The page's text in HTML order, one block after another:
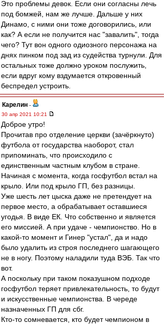
Это проблемы девок. Если они согласны лечь
под бомжей, нам же лучше. Дальше у них
Динамо, с ними они тоже договорились, или
как? А если не получится нас "завалить", тогда
чего? Тут вон одного одиозного персонажа на
днях пинком под зад из судейства турнули. Для
остальных тоже должно уроком послужить,
если вдруг кому вздумается откровенный
беспредел устроить.
Карелин -
30 апр 2021 10:21
Доброе утро!
Прочитав про отделение церкви (зачёркнуто)
футбола от государства наоборот, стал
припоминать, что происходило с
единственным частным клубом в стране.
Начиная с момента, когда госфутбол встал на
крыло. Или под крыло ГП, без разницы.
Уже шесть лет цыска даже не претендует на
первое место, а обрабатывает оставшиеся
угодья. В виде ЕК. Что собственно и является
его миссией. А при удаче - чемпионство. Но в
какой-то момент и Гинер "устал", да и надо
было удалить из строя последнего шагающего
не в ногу. Поэтому наладили туда ВЭБ. Так что
вот.
А поскольку при таком показушном подходе
госфутбол теряет привлекательность, то будут
и искусственные чемпионства. В череде
назначенных ГП для сбг.
Кто-то сомневается, кто будет чемпионом в